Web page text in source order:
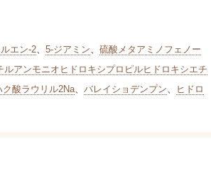
エン-2、 5-ジアミン、 硫酸メタアミノフェノー
ルアンモニオヒドロキシプロピルヒドロキシエチ
ク酸ラウリル2Na、 バレイショデンプン、
ヒドロ